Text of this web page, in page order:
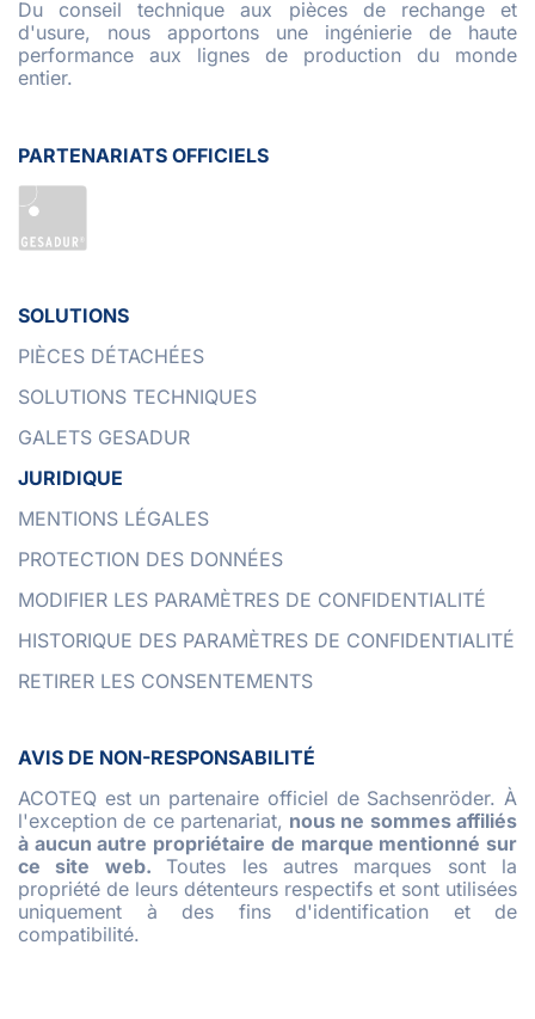
Du conseil technique aux pièces de rechange et
d'usure, nous apportons une ingénierie de haute
performance aux lignes de production du monde
entier.
PARTENARIATS OFFICIELS
SOLUTIONS
PIÈCES DÉTACHÉES
SOLUTIONS TECHNIQUES
GALETS GESADUR
JURIDIQUE
MENTIONS LÉGALES
PROTECTION DES DONNÉES
MODIFIER LES PARAMÈTRES DE CONFIDENTIALITÉ
HISTORIQUE DES PARAMÈTRES DE CONFIDENTIALITÉ
RETIRER LES CONSENTEMENTS
AVIS DE NON-RESPONSABILITÉ
ACOTEQ est un partenaire officiel de Sachsenröder. À
l'exception de ce partenariat, nous ne sommes affiliés
à aucun autre propriétaire de marque mentionné sur
ce site web. Toutes les autres marques sont la
propriété de leurs détenteurs respectifs et sont utilisées
uniquement à des fins d'identification et de
compatibilité.